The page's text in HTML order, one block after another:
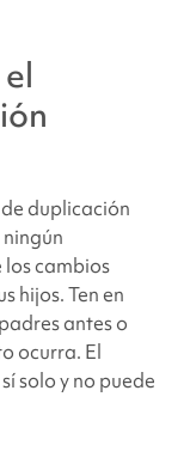
el
duplicación
cambios
hijos. Ten en
antes o
ocurra. El
solo y no puede